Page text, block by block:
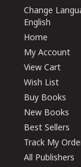
Change
English
Home
My Account
View Cart
Wish List
Buy Books
New Books
Best Sellers
Track My
All Publishers